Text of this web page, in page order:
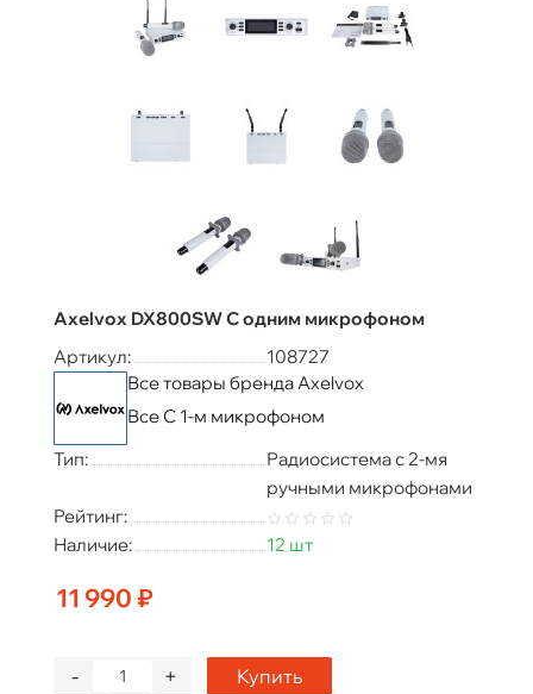
Axelvox DX800SW С одним микрофоном
Артикул:
108727
Все товары бренда Axelvox
Все С 1-м микрофоном
Тип:
Радиосистема с 2-мя
ручными микрофонами
Рейтинг:
Наличие:
12 шт
11 990 ₽
+
- Купить